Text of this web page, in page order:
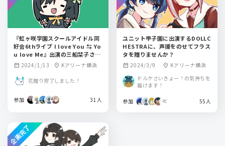
『虹ヶ咲学園スクールアイドル同
好会6thライブ I love You ⇆ Yo
u love Me』出演の三船栞子さ
ん：小泉萌香さんにフラスタを贈
りませんか？
calendar_month 2024/1/13 location_on Kアリーナ横浜
花贈り完了しました！
参加 31人
ユニット甲子園に出演するDOLLC
HESTRAに、声援をのせてフラス
タを贈りませんか？
calendar_month 2024/3/9 location_on Kアリーナ横浜
ドルケさいきょー！の気持ちを
届けます！
参加 55人
企画完了